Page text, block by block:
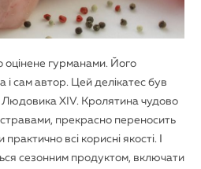
оцінене гурманами. Його
сам автор. Цей делікатес був
XIV. Кролятина чудово
прекрасно переносить
всі корисні якості. І
сезонним продуктом, включати